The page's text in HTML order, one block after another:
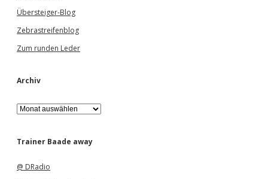
Übersteiger-Blog
Zebrastreifenblog
Zum runden Leder
Archiv
A
r
h
Trainer Baade away
@ DRadio